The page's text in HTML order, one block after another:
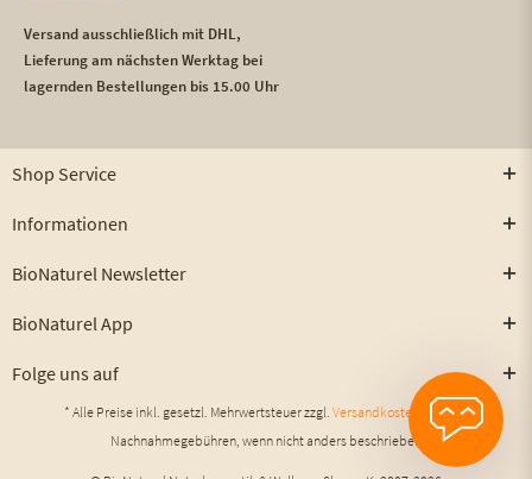
Versand ausschließlich mit DHL,
Lieferung am nächsten Werktag bei
lagernden Bestellungen bis 15.00 Uhr
Shop Service
Informationen
BioNaturel Newsletter
BioNaturel App
Folge uns auf
* Alle Preise inkl. gesetzl. Mehrwertsteuer zzgl. Versandkosten
und ggf.
Nachnahmegebühren, wenn nicht anders beschrieben